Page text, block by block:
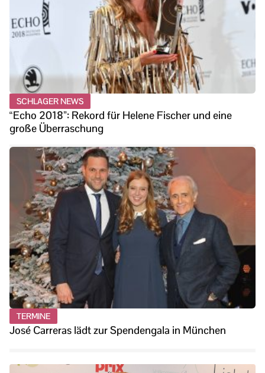
SCHLAGER NEWS
“Echo 2018”: Rekord für Helene Fischer und eine
große Überraschung
TERMINE
José Carreras lädt zur Spendengala in München